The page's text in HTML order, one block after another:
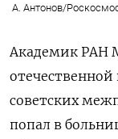
А. Антонов/
Академик РАН
советских
попал в